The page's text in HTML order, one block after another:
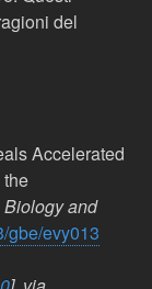
del
Accelerated
Biology and
gbe/evy013